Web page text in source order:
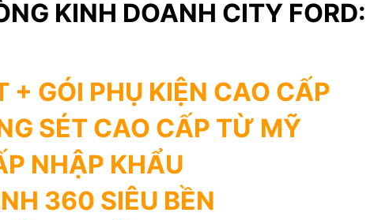
KINH DOANH CITY FORD:
+ GÓI PHỤ KIỆN CAO CẤP
SÉT CAO CẤP TỪ MỸ
NHẬP KHẨU
360 SIÊU BỀN